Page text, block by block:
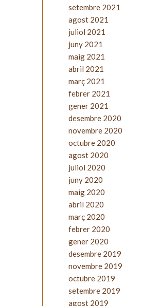
setembre 2021
agost 2021
juliol 2021
juny 2021
maig 2021
abril 2021
març 2021
febrer 2021
gener 2021
desembre 2020
novembre 2020
octubre 2020
agost 2020
juliol 2020
juny 2020
maig 2020
abril 2020
març 2020
febrer 2020
gener 2020
desembre 2019
novembre 2019
octubre 2019
setembre 2019
agost 2019